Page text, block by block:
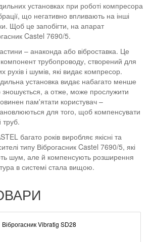
установках при роботі компресора
що негативно впливають на інші
Щоб це запобігти, на апарат
Castel 7690/5.
– анаконда або віброставка. Це
трубопроводу, створений для
рухів і шумів, які видає компресор.
установка видає набагато менше
а отже, може прослужити
пам'ятати користувач –
для того, щоб компенсувати
труб.
багато років виробляє якісні та
типу Віброгасник Castel 7690/5, які
шум, але й компенсують розширення
в системі стала вищою.
Віброгасник Vibratig SD28